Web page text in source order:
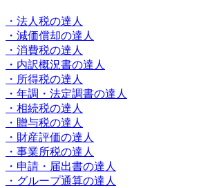
・法人税の達人
・減価償却の達人
・消費税の達人
・内訳概況書の達人
・所得税の達人
・年調・法定調書の達人
・相続税の達人
・贈与税の達人
・財産評価の達人
・事業所税の達人
・申請・届出書の達人
・グループ通算の達人